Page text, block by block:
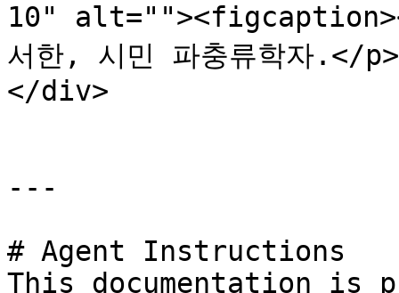
10"
서한, 시민 파충류학자
</div>
---
# Agent Instructions
This documentation is